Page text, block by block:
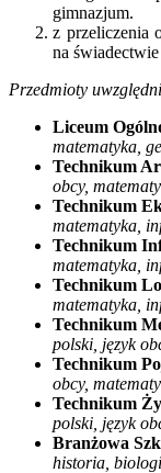
gimnazjum.
z przeliczenia
na
Przedmioty
Liceum
matematyka,
Technikum
obcy,
Technikum
matematyka,
Technikum
matematyka,
Technikum
matematyka,
Technikum
polski, język
Technikum
obcy,
Technikum
polski, język
Branżowa
historia,